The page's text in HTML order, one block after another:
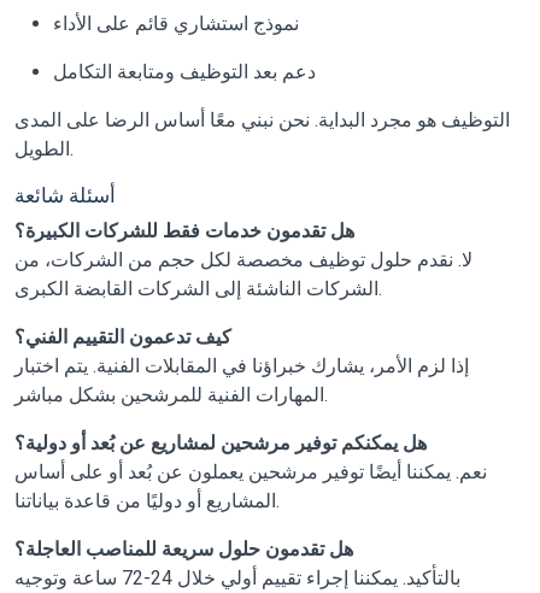
نموذج استشاري قائم على الأداء
دعم بعد التوظيف ومتابعة التكامل
التوظيف هو مجرد البداية. نحن نبني معًا أساس الرضا على المدى
الطويل.
أسئلة شائعة
هل تقدمون خدمات فقط للشركات الكبيرة؟
لا. نقدم حلول توظيف مخصصة لكل حجم من الشركات، من
الشركات الناشئة إلى الشركات القابضة الكبرى.
كيف تدعمون التقييم الفني؟
إذا لزم الأمر، يشارك خبراؤنا في المقابلات الفنية. يتم اختبار
المهارات الفنية للمرشحين بشكل مباشر.
هل يمكنكم توفير مرشحين لمشاريع عن بُعد أو دولية؟
نعم. يمكننا أيضًا توفير مرشحين يعملون عن بُعد أو على أساس
المشاريع أو دوليًا من قاعدة بياناتنا.
هل تقدمون حلول سريعة للمناصب العاجلة؟
بالتأكيد. يمكننا إجراء تقييم أولي خلال 24-72 ساعة وتوجيه